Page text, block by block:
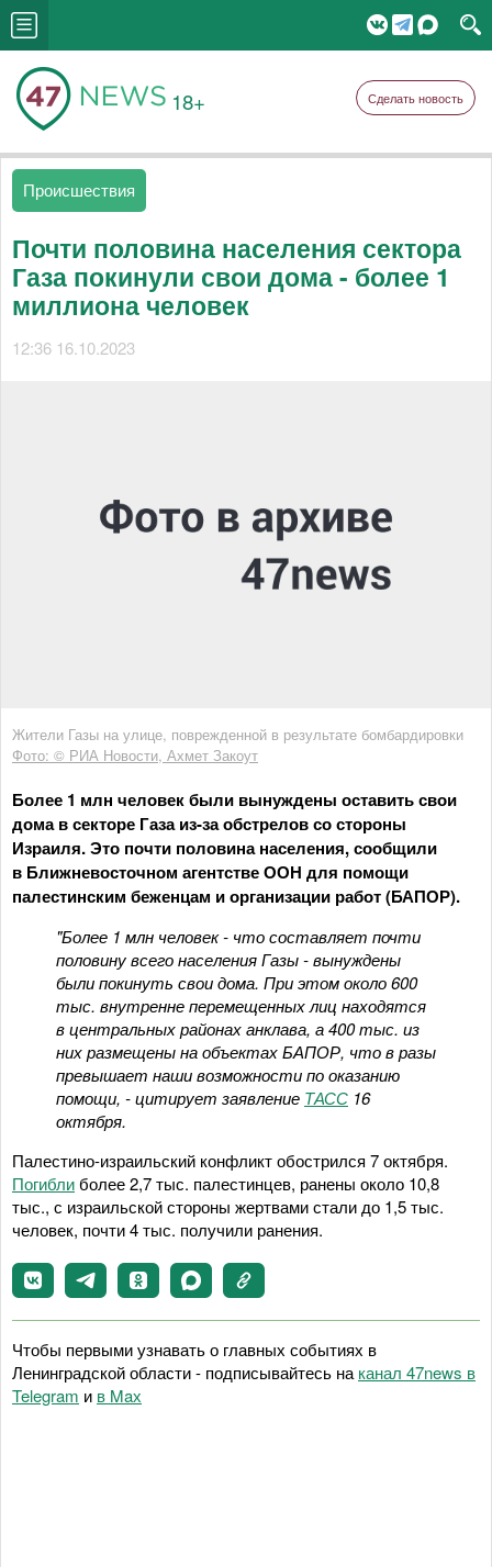
18+ Сделать новость
Происшествия
Почти половина населения сектора
Газа покинули свои дома - более 1
миллиона человек
12:36 16.10.2023
Жители Газы на улице, поврежденной в результате бомбардировки
Фото: © РИА Новости, Ахмет Закоут
Более 1 млн человек были вынуждены оставить свои
дома в секторе Газа из-за обстрелов со стороны
Израиля. Это почти половина населения, сообщили
в Ближневосточном агентстве ООН для помощи
палестинским беженцам и организации работ (БАПОР).
"Более 1 млн человек - что составляет почти
половину всего населения Газы - вынуждены
были покинуть свои дома. При этом около 600
тыс. внутренне перемещенных лиц находятся
в центральных районах анклава, а 400 тыс. из
них размещены на объектах БАПОР, что в разы
превышает наши возможности по оказанию
помощи, - цитирует заявление ТАСС 16
октября.
Палестино-израильский конфликт обострился 7 октября.
Погиблиболее 2,7 тыс. палестинцев, ранены около 10,8
тыс., с израильской стороны жертвами стали до 1,5 тыс.
человек, почти 4 тыс. получили ранения.
Чтобы первыми узнавать о главных событиях в
Ленинградской области - подписывайтесь на канал 47news в
Telegram и в Maх